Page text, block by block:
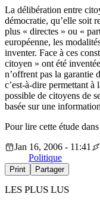
La délibération entre
démocratie, qu’elle soit
plus « directes » ou «
européenne, les
inventer. Face à ces
citoyen » ont été
n’offrent pas la garantie
c’est-à-dire permettant
possible de citoyens de
basée sur une
Pour lire cette étude
Jan 16, 2006 - 11:41
Politique
Print Partager
LES PLUS LUS